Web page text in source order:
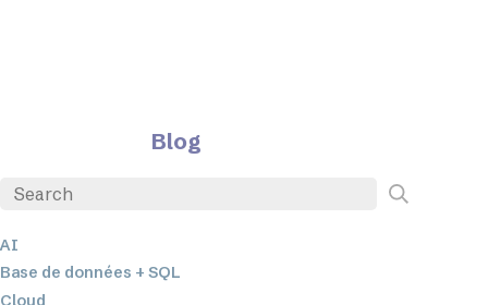
Blog
AI
Base de données + SQL
Cloud